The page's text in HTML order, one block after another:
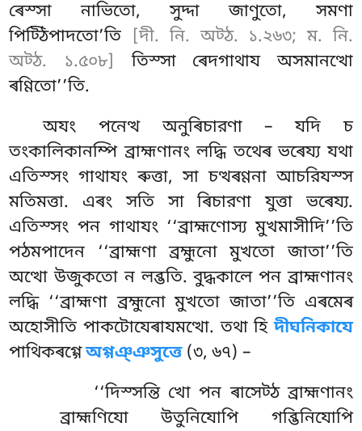
ৰেস্সা নাভিতো, সুদ্দা জাণুতো, সমণা
পিট্ঠিপাদতো’তি
[দী. নি. অট্ঠ. ১.২৬৩; ম. নি.
অট্ঠ. ১.৫০৮]
তিস্সা ৰেদগাথায অসমানত্থো
ৰণ্ণিতো’’তি.
অযং পনেত্থ অনুৰিচারণা – যদি চ
তংকালিকানম্পি ব্রাহ্মণানং লদ্ধি তথেৰ ভৰেয্য যথা
এতিস্সং গাথাযং ৰুত্তা, সা চত্থৰণ্ণনা আচরিযস্স
মতিমত্তা. এৰং সতি সা ৰিচারণা যুত্তা ভৰেয্য.
এতিস্সং পন গাথাযং ‘‘ব্রাহ্মণোস্য মুখমাসীদি’’তি
পঠমপাদেন ‘‘ব্রাহ্মণা ব্রহ্মুনো মুখতো জাতা’’তি
অত্থো উজুকতো ন লব্ভতি. বুদ্ধকালে পন ব্রাহ্মণানং
লদ্ধি ‘‘ব্রাহ্মণা ব্রহ্মুনো মুখতো জাতা’’তি এৰমেৰ
অহোসীতি পাকটোযেৰাযমত্থো. তথা হিদীঘনিকাযে
পাথিকৰগ্গেঅগ্গঞ্ঞসুত্তে(৩, ৬৭) –
‘‘দিস্সন্তি খো পন ৰাসেট্ঠ ব্রাহ্মণানং
ব্রাহ্মণিযো উতুনিযোপি গব্ভিনিযোপি